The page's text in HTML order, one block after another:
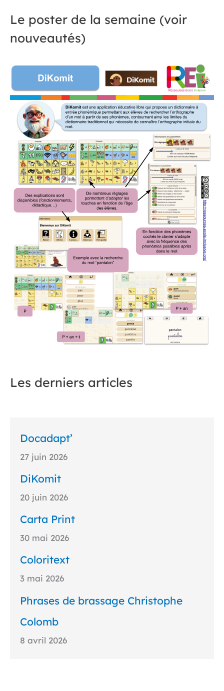
Le poster de la semaine (voir
nouveautés)
Les derniers articles
Docadapt’
27 juin 2026
DiKomit
20 juin 2026
Carta Print
30 mai 2026
Coloritext
3 mai 2026
Phrases de brassage Christophe
Colomb
8 avril 2026